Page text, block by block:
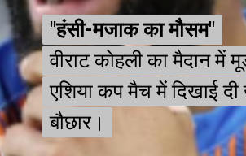
"हंसी-मजाक का मौसम"
वीराट कोहली का मैदान में
एशिया कप मैच में दिखाई
बौछार।
"हंसी-मजाक का मौसम"
वीराट कोहली का मैदान में
एशिया कप मैच में दिखाई
बौछार।